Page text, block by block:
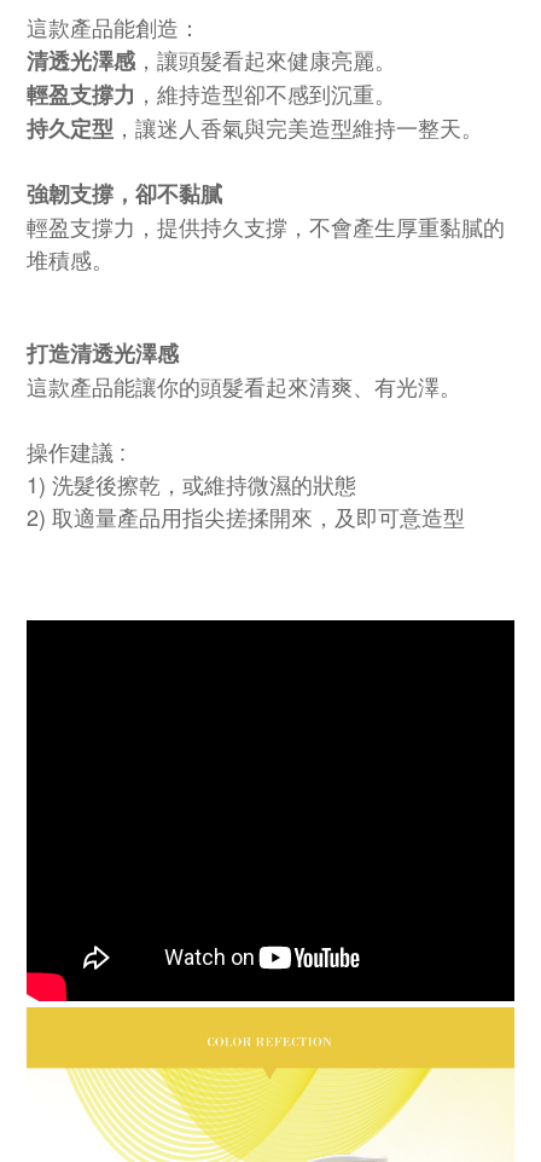
這款產品能創造：
清透光澤感 ，讓頭髮看起來健康亮麗。
輕盈支撐力 ，維持造型卻不感到沉重。
持久定型 ，讓迷人香氣與完美造型維持一整天。
強韌支撐，卻不黏膩
輕盈支撐力，提供持久支撐，不會產生厚重黏膩的
堆積感。
打造清透光澤感
這款產品能讓你的頭髮看起來清爽、有光澤。
操作建議 :
1) 洗髮後擦乾，或維持微濕的狀態
2) 取適量產品用指尖搓揉開來，及即可意造型